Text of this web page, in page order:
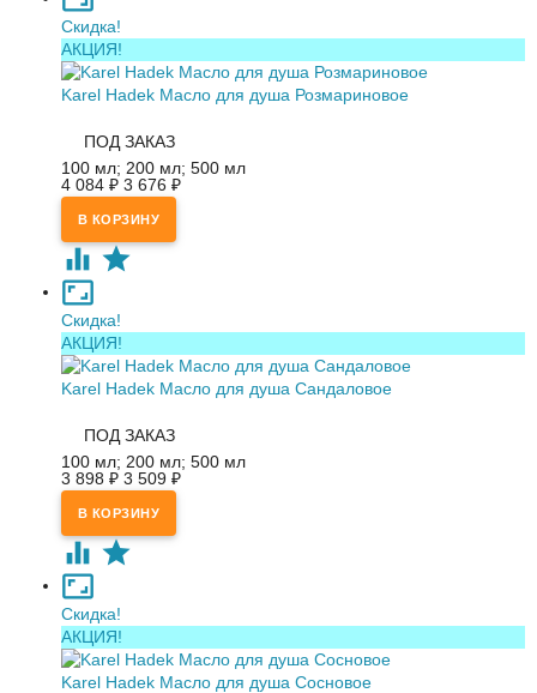
Скидка!
АКЦИЯ!
Karel Hadek Масло для душа Розмариновое
ПОД ЗАКАЗ
100 мл; 200 мл; 500 мл
4 084 ₽ 3 676 ₽
Скидка!
АКЦИЯ!
Karel Hadek Масло для душа Сандаловое
ПОД ЗАКАЗ
100 мл; 200 мл; 500 мл
3 898 ₽ 3 509 ₽
Скидка!
АКЦИЯ!
Karel Hadek Масло для душа Сосновое